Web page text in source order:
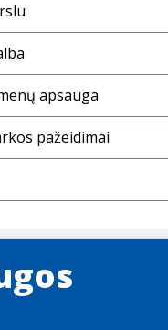
apsauga
pažeidimai